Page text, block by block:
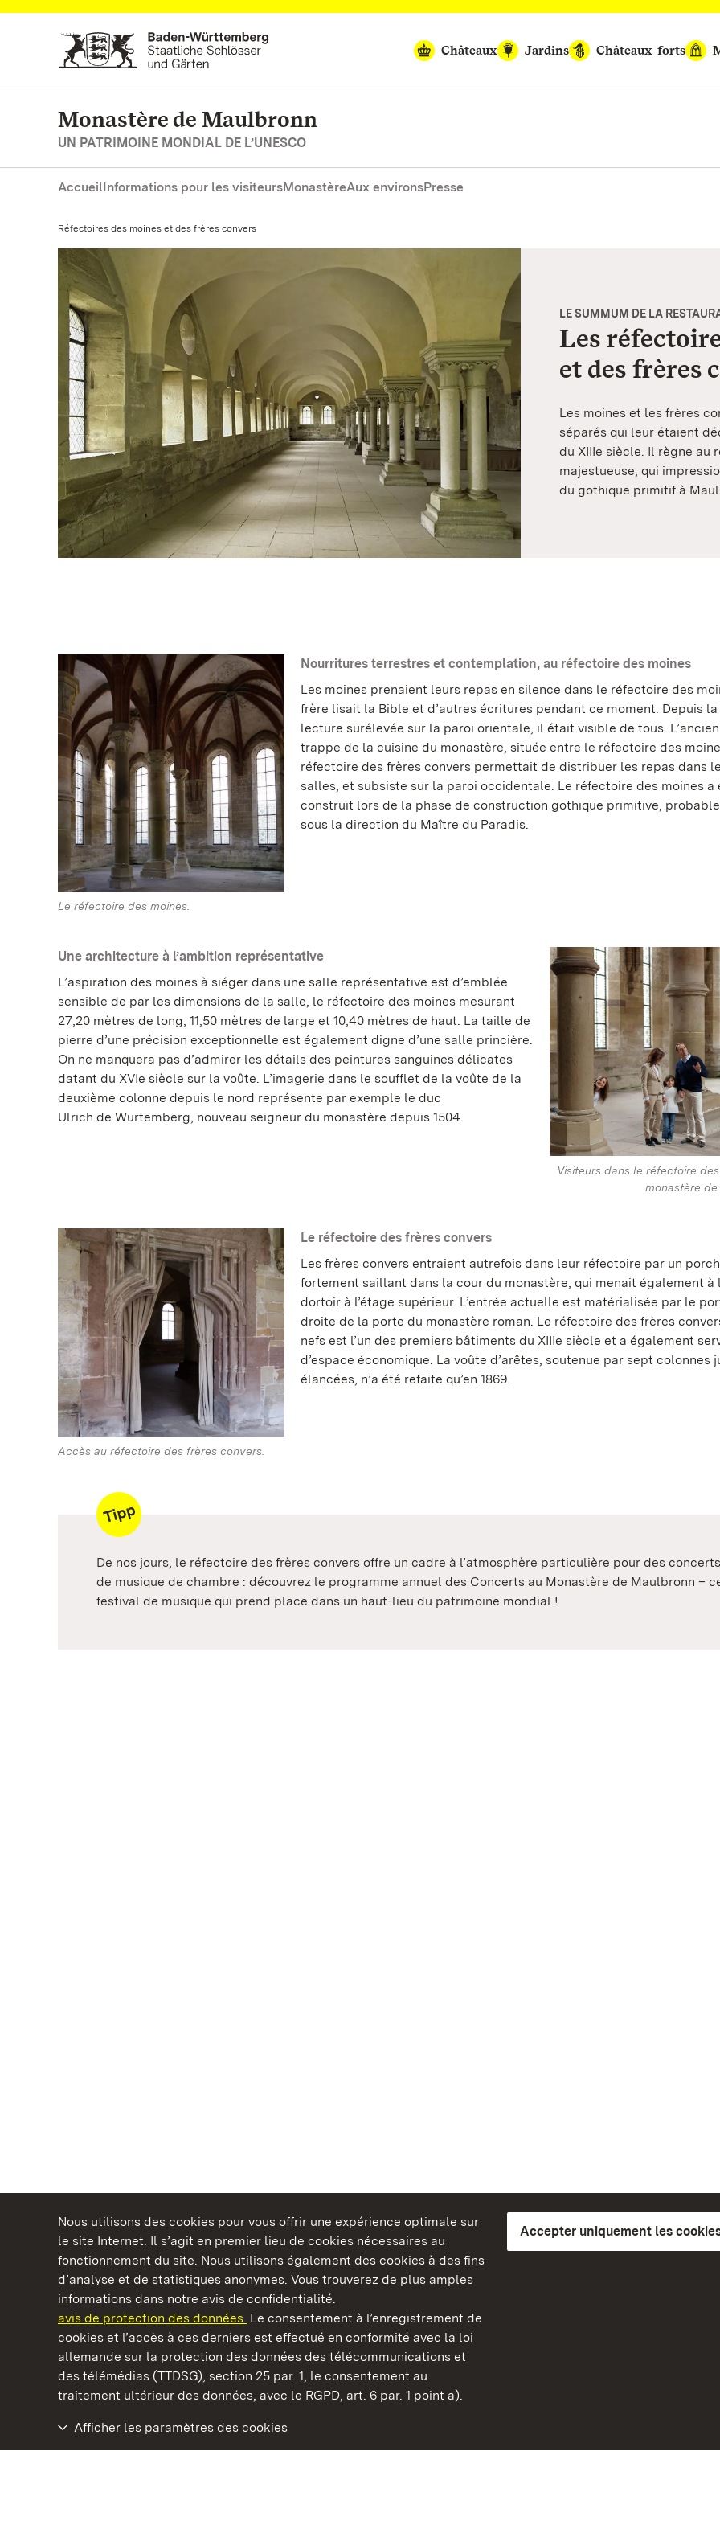
Nous utilisons des cookies pour vous offrir une expérience optimale sur
le site Internet. Il s’agit en premier lieu de cookies nécessaires au
fonctionnement du site. Nous utilisons également des cookies à des fins
d’analyse et de statistiques anonymes. Vous trouverez de plus amples
informations dans notre avis de confidentialité.
avis de protection des données. Le consentement à l’enregistrement de
cookies et l’accès à ces derniers est effectué en conformité avec la loi
allemande sur la protection des données des télécommunications et
des télémédias (TTDSG), section 25 par. 1, le consentement au
traitement ultérieur des données, avec le RGPD, art. 6 par. 1 point a).
Accepter uniquement les
Afficher les paramètres des cookies
Vers la page d’accueil
Châteaux
Jardins Châteaux-forts
Monastère de Maulbronn
UN PATRIMOINE MONDIAL DE L’UNESCO
AccueilInformations pour les visiteursMonastèreAux environsPresse
Actuel:
Réfectoires des moines et des frères convers
LE SUMMUM DE LA
Les
et des frères
Les moines et les frères
séparés qui leur étaient
du XIIIe siècle. Il règne au
majestueuse, qui
du gothique primitif à
Le réfectoire des moines.
Nourritures terrestres et contemplation, au réfectoire des moines
Les moines prenaient leurs repas en silence dans le réfectoire des
frère lisait la Bible et d’autres écritures pendant ce moment. Depuis
lecture surélevée sur la paroi orientale, il était visible de tous.
trappe de la cuisine du monastère, située entre le réfectoire des
réfectoire des frères convers permettait de distribuer les repas dans
salles, et subsiste sur la paroi occidentale. Le réfectoire des moines a
construit lors de la phase de construction gothique primitive,
sous la direction du Maître du Paradis.
Visiteurs dans le réfectoire
monastère
Une architecture à l’ambition représentative
L’aspiration des moines à siéger dans une salle représentative est d’emblée
sensible de par les dimensions de la salle, le réfectoire des moines mesurant
27,20 mètres de long, 11,50 mètres de large et 10,40 mètres de haut. La taille de
pierre d’une précision exceptionnelle est également digne d’une salle princière.
On ne manquera pas d’admirer les détails des peintures sanguines délicates
datant du XVIe siècle sur la voûte. L’imagerie dans le soufflet de la voûte de la
deuxième colonne depuis le nord représente par exemple le duc
Ulrich de Wurtemberg, nouveau seigneur du monastère depuis 1504.
Accès au réfectoire des frères convers.
Le réfectoire des frères convers
Les frères convers entraient autrefois dans leur réfectoire par un
fortement saillant dans la cour du monastère, qui menait également à
dortoir à l’étage supérieur. L’entrée actuelle est matérialisée par le
droite de la porte du monastère roman. Le réfectoire des frères
nefs est l’un des premiers bâtiments du XIIIe siècle et a également
d’espace économique. La voûte d’arêtes, soutenue par sept colonnes
élancées, n’a été refaite qu’en 1869.
De nos jours, le réfectoire des frères convers offre un cadre à l’atmosphère particulière pour des concerts
de musique de chambre : découvrez le programme annuel des Concerts au Monastère de Maulbronn –
festival de musique qui prend place dans un haut-lieu du patrimoine mondial !
Châteaux et jardins publics du Bade-Wurtemberg
Monastère de Maulbronn
Explications sur